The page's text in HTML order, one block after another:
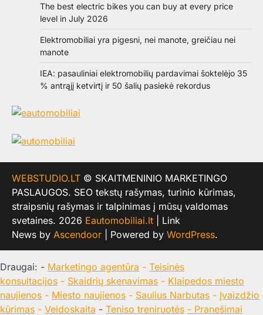
The best electric bikes you can buy at every price
level in July 2026
Elektromobiliai yra pigesni, nei manote, greičiau nei
manote
IEA: pasauliniai elektromobilių pardavimai šoktelėjo 35
% antrąjį ketvirtį ir 50 šalių pasiekė rekordus
WEBSTUDIO.LT © SKAITMENINIO MARKETINGO
PASLAUGOS. SEO tekstų rašymas, turinio kūrimas,
straipsnių rašymas ir talpinimas į mūsų valdomas
svetaines. 2026 Eautomobiliai.lt | Link
News by Ascendoor | Powered by WordPress.
Draugai: - Marketingo agentūra - Teisinės
konsultacijos - Skaidrių skenavimas - Klaipedos miesto
naujienos - Miesto naujienos - Saulius Narbutas - Įvaizdžio
kūrimas - Veidoskaita - Teniso treniruotės - Pranešimai